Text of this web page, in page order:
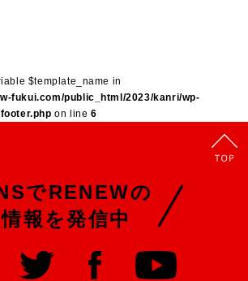
$template_name in
fukui.com/public_html/2023/kanri/wp-
on line 6
でRENEWの
情報を発信中